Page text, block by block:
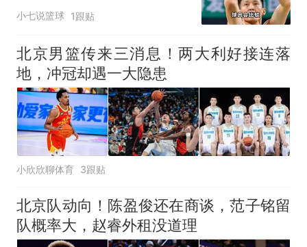
林庭谦官宣离开CBA
小七说篮球 1跟贴
北京男篮传来三消息！两大利好接连落
地，冲冠却遇一大隐患
小欣欣聊体育 3跟贴
北京队动向！陈盈俊还在商谈，范子铭留
队概率大，赵睿外租没道理